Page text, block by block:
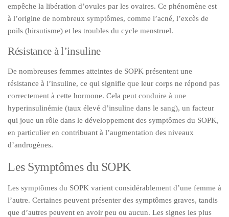
empêche la libération d’ovules par les ovaires. Ce phénomène est
à l’origine de nombreux symptômes, comme l’acné, l’excès de
poils (hirsutisme) et les troubles du cycle menstruel.
Résistance à l’insuline
De nombreuses femmes atteintes de SOPK présentent une
résistance à l’insuline, ce qui signifie que leur corps ne répond pas
correctement à cette hormone. Cela peut conduire à une
hyperinsulinémie (taux élevé d’insuline dans le sang), un facteur
qui joue un rôle dans le développement des symptômes du SOPK,
en particulier en contribuant à l’augmentation des niveaux
d’androgènes.
Les Symptômes du SOPK
Les symptômes du SOPK varient considérablement d’une femme à
l’autre. Certaines peuvent présenter des symptômes graves, tandis
que d’autres peuvent en avoir peu ou aucun. Les signes les plus